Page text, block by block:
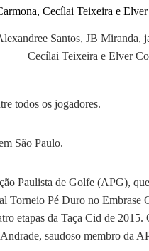
Santos, JB Miranda,
Cecílai Teixeira e Elver
todos os jogadores.
São Paulo.
Paulista de Golfe (APG),
Torneio Pé Duro no Embrase
etapas da Taça Cid de 2015.
saudoso membro da